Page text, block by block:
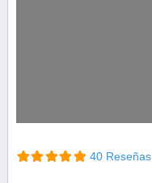
40 Reseñas